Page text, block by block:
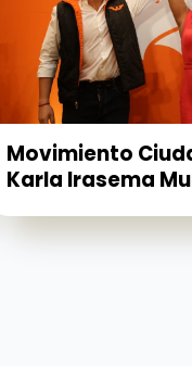
Movimiento
Karla Irasema